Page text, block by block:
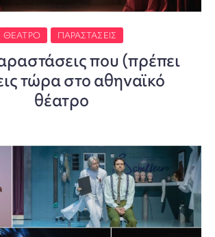
ΘΈΑΤΡΟ ΠΑΡΑΣΤΆΣΕΙΣ
που (πρέπει
τώρα στο αθηναϊκό
θέατρο